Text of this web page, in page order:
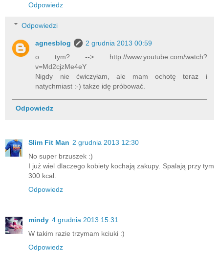
Odpowiedz
Odpowiedzi
agnesblog
2 grudnia 2013 00:59
o tym? --> http://www.youtube.com/watch?
v=Md2cjzMe4eY
Nigdy nie ćwiczyłam, ale mam ochotę teraz i
natychmiast :-) także idę próbować.
Odpowiedz
Slim Fit Man 2 grudnia 2013 12:30
No super brzuszek :)
I już wiel dlaczego kobiety kochają zakupy. Spalają przy tym
300 kcal.
Odpowiedz
mindy 4 grudnia 2013 15:31
W takim razie trzymam kciuki :)
Odpowiedz